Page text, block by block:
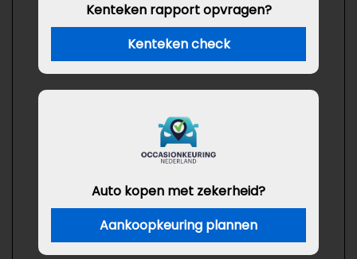
Kenteken rapport opvragen?
Kenteken check
Auto kopen met zekerheid?
Aankoopkeuring plannen